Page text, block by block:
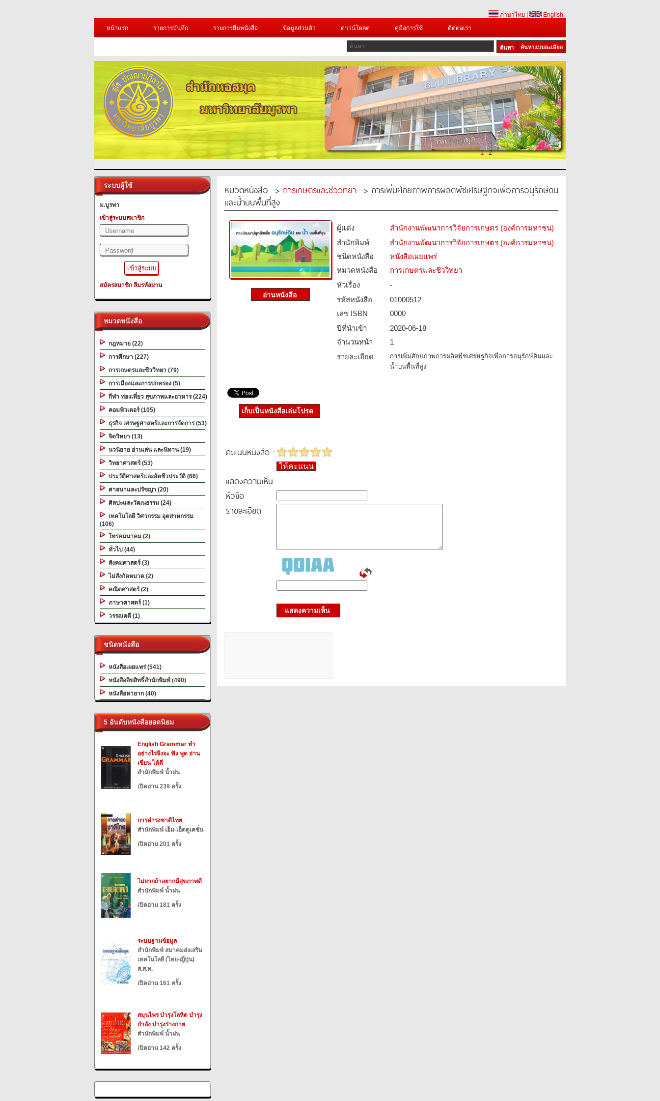
ภาษาไทย
English
หน้าแรก
รายการบันทึก รายการยืมหนังสือ ข้อมูลส่วนตัว ดาวน์โหลด คู่มือการใช้ ติดต่อเรา
ค้นหาแบบละเอียด
1 2
ระบบผู้ใช้
ม.บูรพา
เข้าสู่ระบบสมาชิก
สมัครสมาชิก ลืมรหัสผ่าน
หมวดหนังสือ
กฎหมาย (22)
การศึกษา (227)
การเกษตรและชีววิทยา (79)
การเมืองและการปกครอง (5)
กีฬา ท่องเที่ยว สุขภาพและอาหาร (224)
คอมพิวเตอร์ (105)
ธุรกิจ เศรษฐศาสตร์และการจัดการ (53)
จิตวิทยา (13)
นวนิยาย อ่านเล่น และนิทาน (19)
วิทยาศาสตร์ (53)
ประวัติศาสตร์และอัตชีวประวัติ (66)
ศาสนาและปรัชญา (20)
ศิลปะและวัฒนธรรม (24)
เทคโนโลยี วิศวกรรม อุตสาหกรรม
(106)
โทรคมนาคม (2)
ทั่วไป (44)
สังคมศาสตร์ (3)
ไม่สังกัดหมวด (2)
คณิตศาสตร์ (2)
ภาษาศาสตร์ (1)
วรรณคดี (1)
ชนิดหนังสือ
หนังสือเผยแพร่ (541)
หนังสือลิขสิทธิ์สำนักพิมพ์ (490)
หนังสือหายาก (40)
5 อันดับหนังสือยอดนิยม
English Grammar ทำ
อย่างไรจึงจะ ฟัง พูด อ่าน
เขียน ได้ดี
สำนักพิมพ์ น้ำฝน
เปิดอ่าน 239 ครั้ง
การดำรงชาติไทย
สำนักพิมพ์ เอ็ม-เอ็ดดูเคชั่น
เปิดอ่าน 201 ครั้ง
ไม่ยากถ้าอยากมีสุขภาพดี
สำนักพิมพ์ น้ำฝน
เปิดอ่าน 181 ครั้ง
ระบบฐานข้อมูล
สำนักพิมพ์ สมาคมส่งเสริม
เทคโนโลยี (ไทย-ญี่ปุ่น)
ส.ส.ท.
เปิดอ่าน 161 ครั้ง
สมุนไพร บำรุงโลหิต บำรุง
กำลัง บำรุงร่างกาย
สำนักพิมพ์ น้ำฝน
เปิดอ่าน 142 ครั้ง
หมวดหนังสือ -> การเกษตรและชีววิทยา -> การเพิ่มศักยภาพการผลิตพืชเศรษฐกิจเพื่อการอนุรักษ์ดิน
และน้ำบนพื้นที่สูง
ผู้แต่ง
สำนักงานพัฒนาการวิจัยการเกษตร (องค์การมหาชน)
สำนักพิมพ์
สำนักงานพัฒนาการวิจัยการเกษตร (องค์การมหาชน)
ชนิดหนังสือ­
หนังสือเผยแพร่
หมวดหนังสือ­
การเกษตรและชีววิทยา
หัวเรื่อง
-
รหัสหนังสือ­
01000512
เลข ISBN
0000
ปีที่นำเข้า
2020-06-18
จำนวนหน้า
1
รายละเอียด
การเพิ่มศักยภาพการผลิตพืชเศรษฐกิจเพื่อการอนุรักษ์ดินและ
น้ำบนพื้นที่สูง
เก็บเป็นหนังสือเล่มโปรด
คะแนนหนังสือ :
ให้คะแนน
แสดงความเห็น
หัวข้อ
รายละเอียด
แสดงความเห็น